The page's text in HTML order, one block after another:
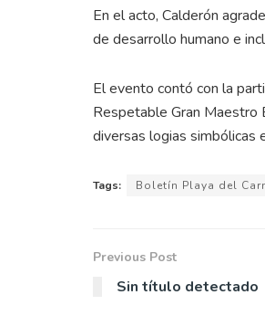
En el acto, Calderón
de desarrollo humano e
El evento contó con la
Respetable Gran Maestro
diversas logias simbólicas
Tags: Boletín Playa del
Previous Post
Sin título detectado